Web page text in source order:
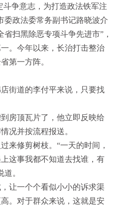
争意志，为打造政法铁军注
委政法委常务副书记路晓波介
省扫黑除恶专项斗争先进市”，
。今年以来，长治打击整治
第一方阵。
道的李付平来说，只要找
顶瓦片了，他立即反映给
况并按流程报送。
修剪树枝。 “一天的时间，
这事我都不知道去找谁，有
。
一个个看似小小的诉求渠
。对于群众来说，这就是安